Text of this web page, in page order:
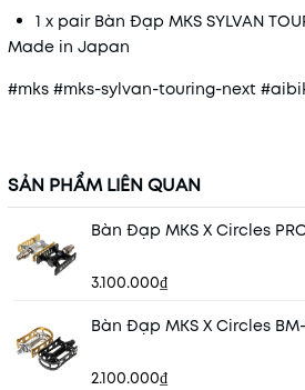
1 x pair Bàn Đạp MKS SYLVAN
Made in Japan
#mks #mks-sylvan-touring-next
SẢN PHẨM LIÊN QUAN
Bàn Đạp MKS X Circles
3.100.000₫
Bàn Đạp MKS X Circles
2.100.000₫